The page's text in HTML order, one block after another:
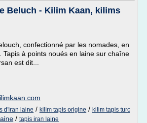
Beluch - Kilim Kaan, kilims
confectionné par les nomades, en
Tapis à points noués en laine sur chaîne
est dit...
d'iran laine / kilim tapis origine / kilim tapis turc
/ tapis iran laine